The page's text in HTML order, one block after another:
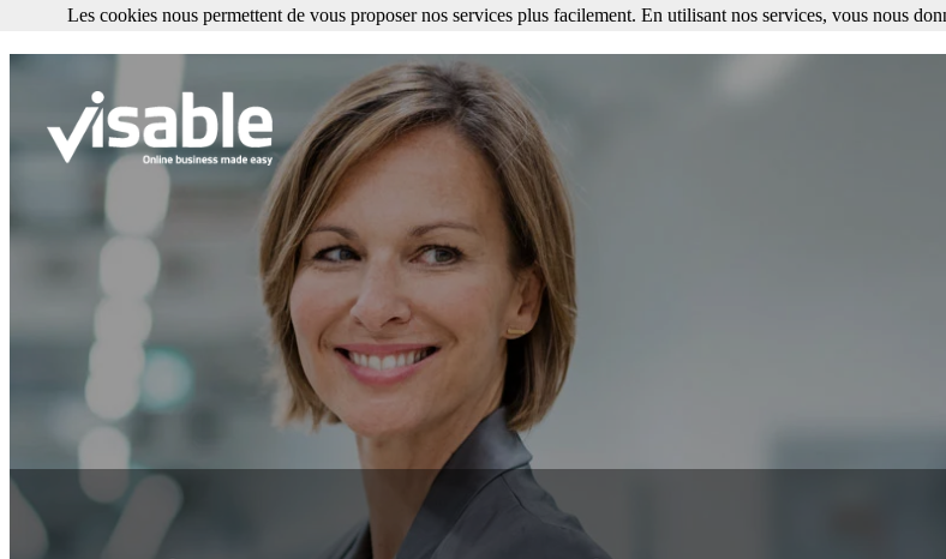
Les cookies nous permettent de vous proposer nos services plus facilement. En utilisant nos services, vous nous donnez
Les cookies nous permettent de vous proposer nos services plus facilement. En utilisant nos services, vous nous